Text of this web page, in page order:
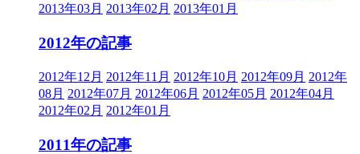
2013年03月 2013年02月 2013年01月
2012年の記事
2012年12月 2012年11月 2012年10月 2012年09月 2012年
08月 2012年07月 2012年06月 2012年05月 2012年04月
2012年02月 2012年01月
2011年の記事